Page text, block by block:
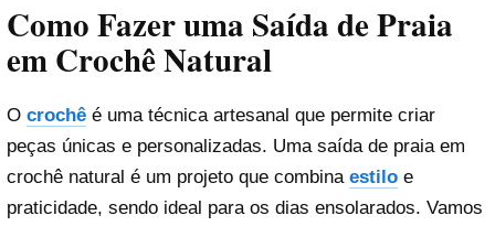
Como Fazer uma Saída de Praia
em Crochê Natural
O crochê é uma técnica artesanal que permite criar
peças únicas e personalizadas. Uma saída de praia em
crochê natural é um projeto que combina estilo e
praticidade, sendo ideal para os dias ensolarados. Vamos